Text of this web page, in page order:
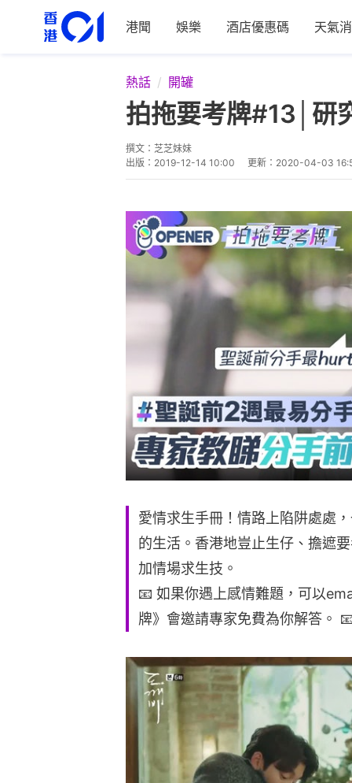
港聞 娛樂 酒店優惠碼 天氣
熱話 開罐
拍拖要考牌#13│研
撰文： 芝芝妹妹
出版： 2019-12-14 10:00 更新： 2020-04-03
愛情求生手冊！情路上陷阱處處
的生活。香港地豈止生仔、擔遮
加情場求生技。
📧 如果你遇上感情難題，可以
牌》會邀請專家免費為你解答。